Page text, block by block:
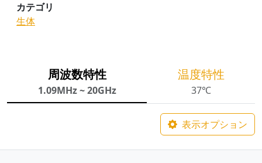
カテゴリ
生体
周波数特性
1.09MHz ~ 20GHz
温度特性
37℃
表示オプション